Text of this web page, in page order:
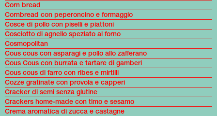
Corn bread
Cornbread con peperoncino e formaggio
Cosce di pollo con piselli e piattoni
Cosciotto di agnello speziato al forno
Cosmopolitan
Cous cous con asparagi e pollo allo zafferano
Cous Cous con burrata e tartare di gamberi
Cous cous di farro con ribes e mirtilli
Cozze gratinate con provola e capperi
Cracker di semi senza glutine
Crackers home-made con timo e sesamo
Crema aromatica di zucca e castagne